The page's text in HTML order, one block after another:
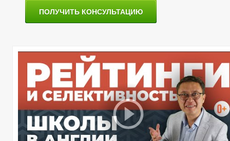
ПОЛУЧИТЬ КОНСУЛЬТАЦИЮ